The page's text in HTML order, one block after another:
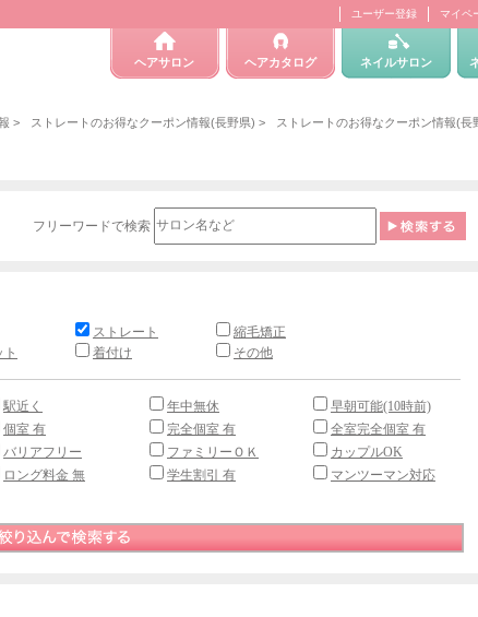
ユーザー登録 マイペ
ヘアサロン ヘアカタログ ネイルサロン
> ストレートのお得なクーポン情報(長野県) > ストレートのお得なクーポン情報(長
フリーワードで検索
ストレート
縮毛矯正
着付け その他
駅近く 年中無休
早朝可能(10時前)
個室 有 完全個室 有
全室完全個室 有
バリアフリー ファミリーＯＫ
カップルOK
ロング料金 無 学生割引 有 マンツーマン対応